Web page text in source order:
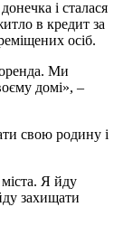
і сталася
в кредит за
осіб.
Ми
домі», –
свою родину і
Я йду
захищати